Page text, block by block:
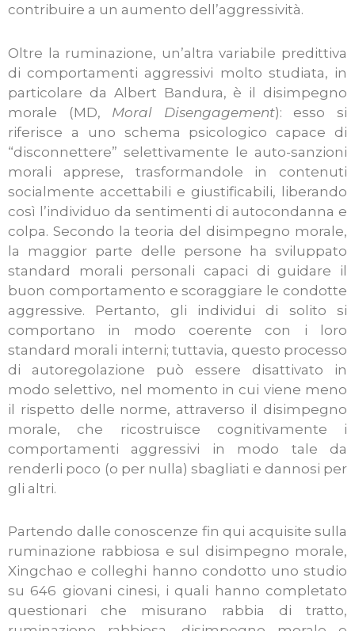
contribuire a un aumento dell’aggressività.
Oltre la ruminazione, un’altra variabile predittiva
di comportamenti aggressivi molto studiata, in
particolare da Albert Bandura, è il disimpegno
morale (MD, Moral Disengagement): esso si
riferisce a uno schema psicologico capace di
“disconnettere” selettivamente le auto-sanzioni
morali apprese, trasformandole in contenuti
socialmente accettabili e giustificabili, liberando
così l’individuo da sentimenti di autocondanna e
colpa. Secondo la teoria del disimpegno morale,
la maggior parte delle persone ha sviluppato
standard morali personali capaci di guidare il
buon comportamento e scoraggiare le condotte
aggressive. Pertanto, gli individui di solito si
comportano in modo coerente con i loro
standard morali interni; tuttavia, questo processo
di autoregolazione può essere disattivato in
modo selettivo, nel momento in cui viene meno
il rispetto delle norme, attraverso il disimpegno
morale, che ricostruisce cognitivamente i
comportamenti aggressivi in modo tale da
renderli poco (o per nulla) sbagliati e dannosi per
gli altri.
Partendo dalle conoscenze fin qui acquisite sulla
ruminazione rabbiosa e sul disimpegno morale,
Xingchao e colleghi hanno condotto uno studio
su 646 giovani cinesi, i quali hanno completato
questionari che misurano rabbia di tratto,